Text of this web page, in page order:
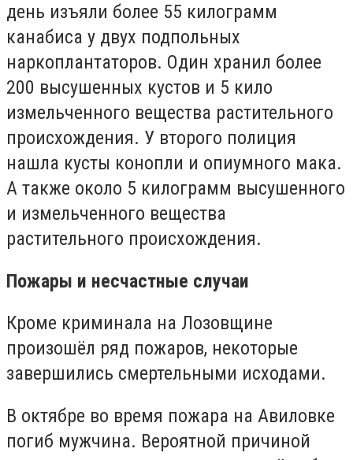
день изъяли более 55 килограмм
канабиса у двух подпольных
наркоплантаторов. Один хранил более
200 высушенных кустов и 5 кило
измельченного вещества растительного
происхождения. У второго полиция
нашла кусты конопли и опиумного мака.
А также около 5 килограмм высушенного
и измельченного вещества
растительного происхождения.
Пожары и несчастные случаи
Кроме криминала на Лозовщине
произошёл ряд пожаров, некоторые
завершились смертельными исходами.
В октябре во время пожара на Авиловке
погиб мужчина. Вероятной причиной